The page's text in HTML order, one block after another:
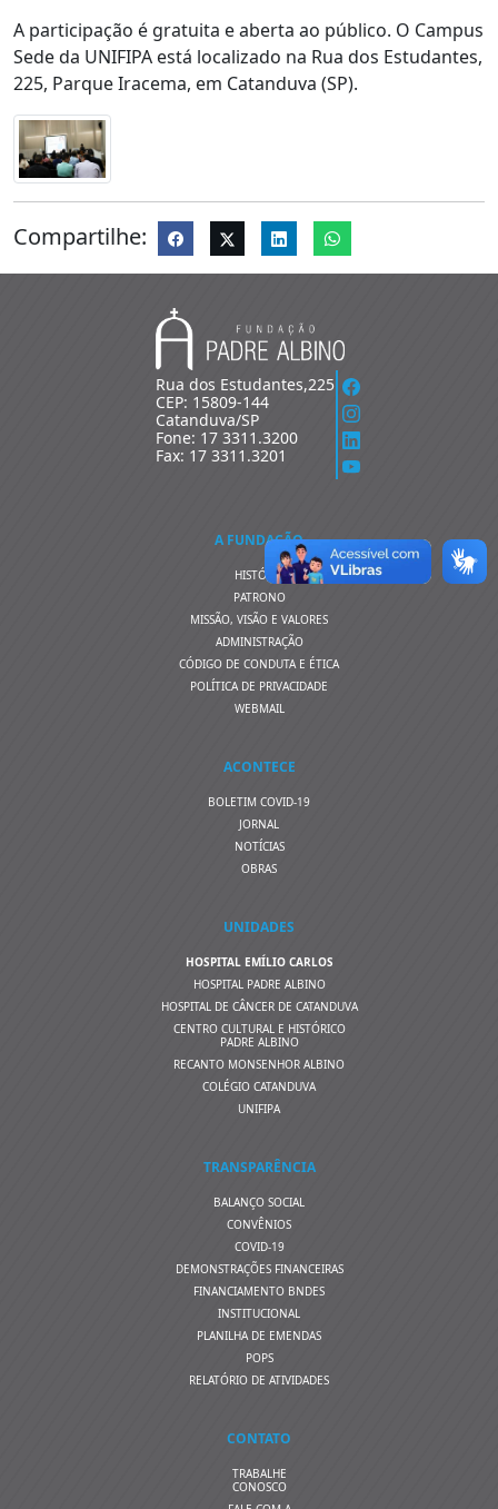
A participação é gratuita e aberta ao público. O Campus
Sede da UNIFIPA está localizado na Rua dos Estudantes,
225, Parque Iracema, em Catanduva (SP).
Compartilhe:
Rua dos Estudantes,225
CEP: 15809-144
Catanduva/SP
Fone: 17 3311.3200
Fax: 17 3311.3201
A FUNDAÇÃO
HISTÓRIA
PATRONO
MISSÃO, VISÃO E VALORES
ADMINISTRAÇÃO
CÓDIGO DE CONDUTA E ÉTICA
POLÍTICA DE PRIVACIDADE
WEBMAIL
ACONTECE
BOLETIM COVID-19
JORNAL
NOTÍCIAS
OBRAS
UNIDADES
HOSPITAL EMÍLIO CARLOS
HOSPITAL PADRE ALBINO
HOSPITAL DE CÂNCER DE CATANDUVA
CENTRO CULTURAL E HISTÓRICO
PADRE ALBINO
RECANTO MONSENHOR ALBINO
COLÉGIO CATANDUVA
UNIFIPA
TRANSPARÊNCIA
BALANÇO SOCIAL
CONVÊNIOS
COVID-19
DEMONSTRAÇÕES FINANCEIRAS
FINANCIAMENTO BNDES
INSTITUCIONAL
PLANILHA DE EMENDAS
POPS
RELATÓRIO DE ATIVIDADES
CONTATO
TRABALHE
CONOSCO